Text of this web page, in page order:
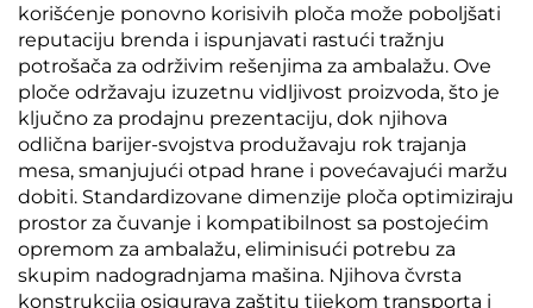
korišćenje ponovno korisivih ploča može poboljšati
reputaciju brenda i ispunjavati rastući tražnju
potrošača za održivim rešenjima za ambalažu. Ove
ploče održavaju izuzetnu vidljivost proizvoda, što je
ključno za prodajnu prezentaciju, dok njihova
odlična barijer-svojstva produžavaju rok trajanja
mesa, smanjujući otpad hrane i povećavajući maržu
dobiti. Standardizovane dimenzije ploča optimiziraju
prostor za čuvanje i kompatibilnost sa postojećim
opremom za ambalažu, eliminisući potrebu za
skupim nadogradnjama mašina. Njihova čvrsta
konstrukcija osigurava zaštitu tijekom transporta i